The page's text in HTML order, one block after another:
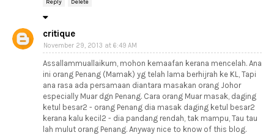
Reply Delete
critique
November 29, 2013 at 6:49 AM
Assallammuallaikum, mohon kemaafan kerana mencelah. Ana
ini orang Penang (Mamak) yg telah lama berhijrah ke KL, Tapi
ana rasa ada persamaan diantara masakan orang Johor
especially Muar dgn Penang. Cara orang Muar masak, daging
ketul besar2 - orang Penang dia masak daging ketul besar2
kerana kalu kecil2 - dia pandang rendah, tak mampu, Tau tau
lah mulut orang Penang. Anyway nice to know of this blog.